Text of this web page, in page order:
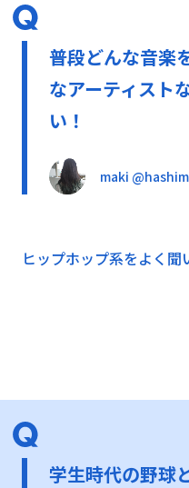
普段どんな音楽
なアーティスト
い！
maki
ヒップホップ系をよく聞
学生時代の野球